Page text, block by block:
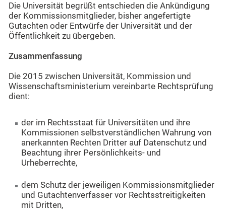
Die Universität begrüßt entschieden die Ankündigung
der Kommissionsmitglieder, bisher angefertigte
Gutachten oder Entwürfe der Universität und der
Öffentlichkeit zu übergeben.
Zusammenfassung
Die 2015 zwischen Universität, Kommission und
Wissenschaftsministerium vereinbarte Rechtsprüfung
dient:
der im Rechtsstaat für Universitäten und ihre
Kommissionen selbstverständlichen Wahrung von
anerkannten Rechten Dritter auf Datenschutz und
Beachtung ihrer Persönlichkeits- und
Urheberrechte,
dem Schutz der jeweiligen Kommissionsmitglieder
und Gutachtenverfasser vor Rechtsstreitigkeiten
mit Dritten,